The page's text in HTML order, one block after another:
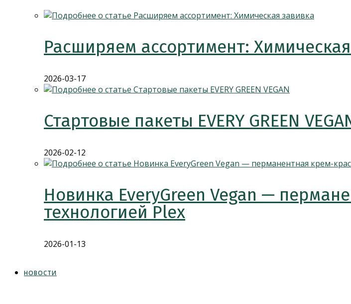
Расширяем ассортимент:
2026-03-17
Стартовые пакеты EVERY GREEN
2026-02-12
Новинка EveryGreen Vegan —
технологией Plex
2026-01-13
НОВОСТИ